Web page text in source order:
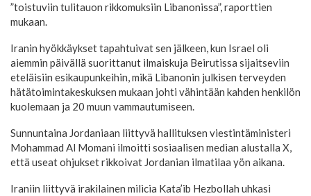
”toistuviin tulitauon rikkomuksiin Libanonissa”, raporttien
mukaan.
Iranin hyökkäykset tapahtuivat sen jälkeen, kun Israel oli
aiemmin päivällä suorittanut ilmaiskuja Beirutissa sijaitseviin
eteläisiin esikaupunkeihin, mikä Libanonin julkisen terveyden
hätätoimintakeskuksen mukaan johti vähintään kahden henkilön
kuolemaan ja 20 muun vammautumiseen.
Sunnuntaina Jordaniaan liittyvä hallituksen viestintäministeri
Mohammad Al Momani ilmoitti sosiaalisen median alustalla X,
että useat ohjukset rikkoivat Jordanian ilmatilaa yön aikana.
Iraniin liittyvä irakilainen milicia Kata’ib Hezbollah uhkasi